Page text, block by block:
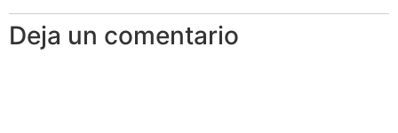
Deja un comentario